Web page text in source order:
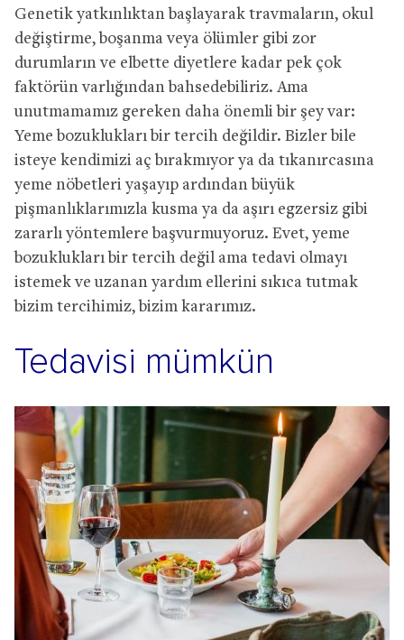
Genetik yatkınlıktan başlayarak travmaların, okul
değiştirme, boşanma veya ölümler gibi zor
durumların ve elbette diyetlere kadar pek çok
faktörün varlığından bahsedebiliriz. Ama
unutmamamız gereken daha önemli bir şey var:
Yeme bozuklukları bir tercih değildir. Bizler bile
isteye kendimizi aç bırakmıyor ya da tıkanırcasına
yeme nöbetleri yaşayıp ardından büyük
pişmanlıklarımızla kusma ya da aşırı egzersiz gibi
zararlı yöntemlere başvurmuyoruz. Evet, yeme
bozuklukları bir tercih değil ama tedavi olmayı
istemek ve uzanan yardım ellerini sıkıca tutmak
bizim tercihimiz, bizim kararımız.
Tedavisi mümkün